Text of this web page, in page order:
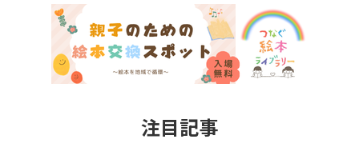
注目記事